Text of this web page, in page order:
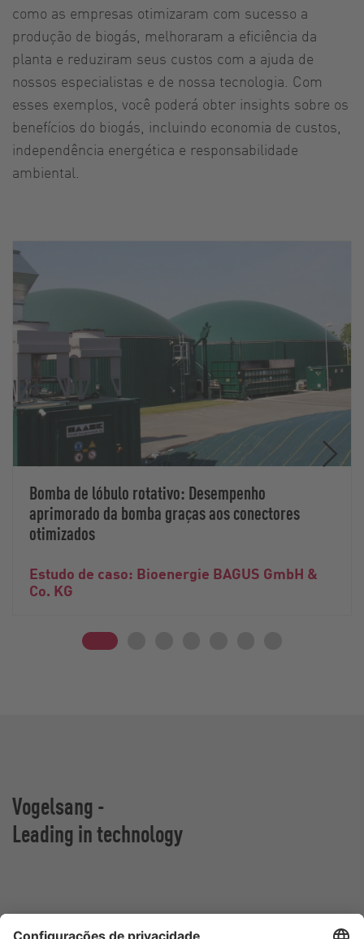
como as empresas otimizaram com sucesso a
produção de biogás, melhoraram a eficiência da
planta e reduziram seus custos com a ajuda de
nossos especialistas e de nossa tecnologia. Com
esses exemplos, você poderá obter insights sobre os
benefícios do biogás, incluindo economia de custos,
independência energética e responsabilidade
ambiental.
Bomba de lóbulo rotativo: Desempenho
aprimorado da bomba graças aos conectores
otimizados
Estudo de caso: Bioenergie BAGUS GmbH &
Co. KG
Vogelsang -
Leading in technology